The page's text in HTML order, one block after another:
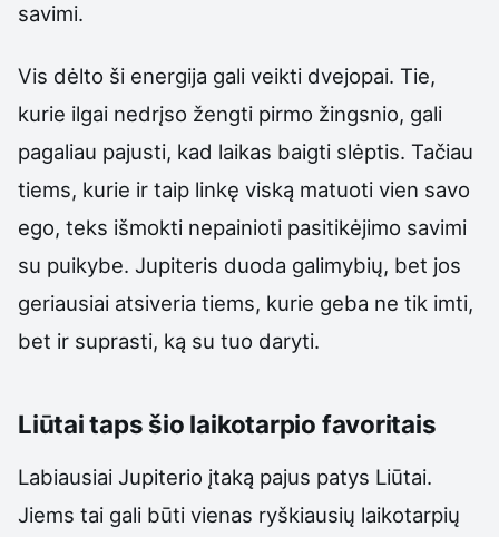
savimi.
Vis dėlto ši energija gali veikti dvejopai. Tie,
kurie ilgai nedrįso žengti pirmo žingsnio, gali
pagaliau pajusti, kad laikas baigti slėptis. Tačiau
tiems, kurie ir taip linkę viską matuoti vien savo
ego, teks išmokti nepainioti pasitikėjimo savimi
su puikybe. Jupiteris duoda galimybių, bet jos
geriausiai atsiveria tiems, kurie geba ne tik imti,
bet ir suprasti, ką su tuo daryti.
Liūtai taps šio laikotarpio favoritais
Labiausiai Jupiterio įtaką pajus patys Liūtai.
Jiems tai gali būti vienas ryškiausių laikotarpių